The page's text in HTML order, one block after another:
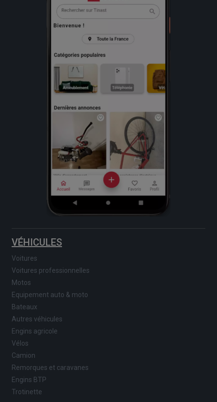
VÉHICULES
Voitures
Voitures professionnelles
Motos
Equipement auto & moto
Bateaux
Autres véhicules
Engins agricole
Vélos
Camion
Remorques et caravanes
Engins BTP
Trotinette